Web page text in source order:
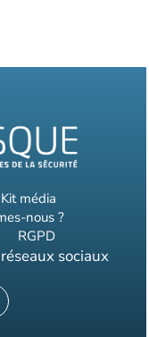
Kit média
nous ?
RGPD
sociaux